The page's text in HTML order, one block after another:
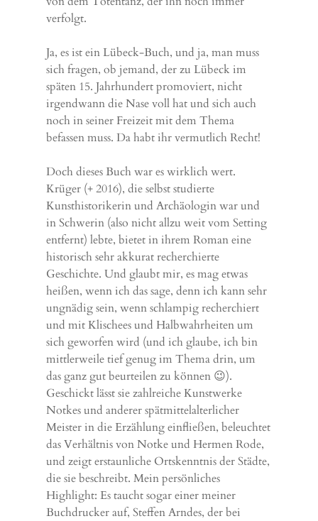
verfolgt.
Ja, es ist ein Lübeck-Buch, und ja, man muss
sich fragen, ob jemand, der zu Lübeck im
späten 15. Jahrhundert promoviert, nicht
irgendwann die Nase voll hat und sich auch
noch in seiner Freizeit mit dem Thema
befassen muss. Da habt ihr vermutlich Recht!
Doch dieses Buch war es wirklich wert.
Krüger (+ 2016), die selbst studierte
Kunsthistorikerin und Archäologin war und
in Schwerin (also nicht allzu weit vom Setting
entfernt) lebte, bietet in ihrem Roman eine
historisch sehr akkurat recherchierte
Geschichte. Und glaubt mir, es mag etwas
heißen, wenn ich das sage, denn ich kann sehr
ungnädig sein, wenn schlampig recherchiert
und mit Klischees und Halbwahrheiten um
sich geworfen wird (und ich glaube, ich bin
mittlerweile tief genug im Thema drin, um
das ganz gut beurteilen zu können 😉).
Geschickt lässt sie zahlreiche Kunstwerke
Notkes und anderer spätmittelalterlicher
Meister in die Erzählung einfließen, beleuchtet
das Verhältnis von Notke und Hermen Rode,
und zeigt erstaunliche Ortskenntnis der Städte,
die sie beschreibt. Mein persönliches
Highlight: Es taucht sogar einer meiner
Buchdrucker auf, Steffen Arndes, der bei